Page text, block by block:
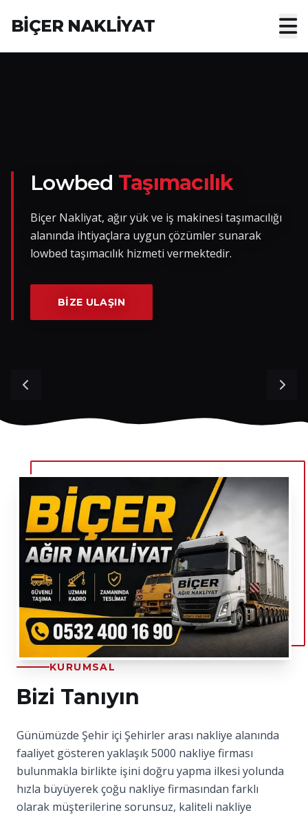
BİÇER NAKLİYAT
Nakliye Yük İlanları
İletişim
Lowbed Taşımacılık
Biçer Nakliyat, ağır yük ve iş makinesi taşımacılığı
alanında ihtiyaçlara uygun çözümler sunarak
lowbed taşımacılık hizmeti vermektedir.
BIZE ULAŞIN
KURUMSAL
Bizi Tanıyın
Günümüzde Şehir içi Şehirler arası nakliye alanında
faaliyet gösteren yaklaşık 5000 nakliye firması
bulunmakla birlikte işini doğru yapma ilkesi yolunda
hızla büyüyerek çoğu nakliye firmasından farklı
olarak müşterilerine sorunsuz, kaliteli nakliye